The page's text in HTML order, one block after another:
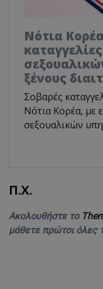
Νότια
ξένους
Σοβαρές
Νότια Κορέα, με
σεξουαλικών
Π.Χ.
Ακολουθήστε το
μάθετε πρώτοι όλες